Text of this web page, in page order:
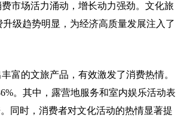
市场活力涌动，增长动力强劲。文化旅
级趋势明显，为经济高质量发展注入了
的文旅产品，有效激发了消费热情。
。其中，露营地服务和室内娱乐活动表
同时，消费者对文化活动的热情显著提